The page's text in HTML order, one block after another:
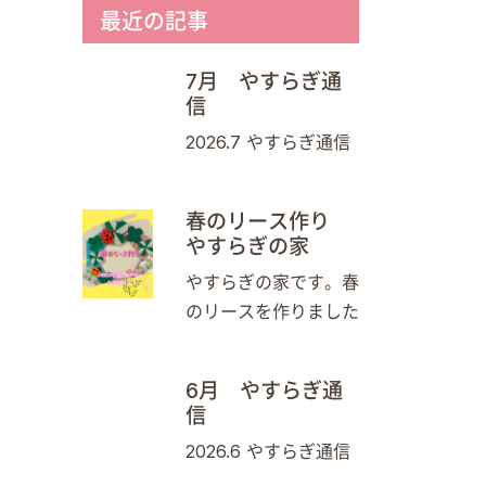
最近の記事
7月 やすらぎ通
信
2026.7 やすらぎ通信
春のリース作り
やすらぎの家
やすらぎの家です。春
のリースを作りました
6月 やすらぎ通
信
2026.6 やすらぎ通信